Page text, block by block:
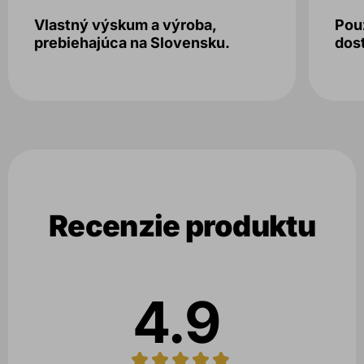
Vlastný výskum a výroba,
prebiehajúca na Slovensku.
Recenzie produktu
4.9